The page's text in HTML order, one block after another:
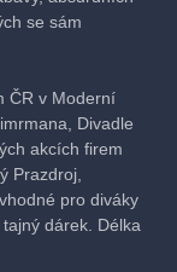
se sám
ČR v Moderní
Divadle
akcích firem
Prazdroj,
pro diváky
dárek. Délka